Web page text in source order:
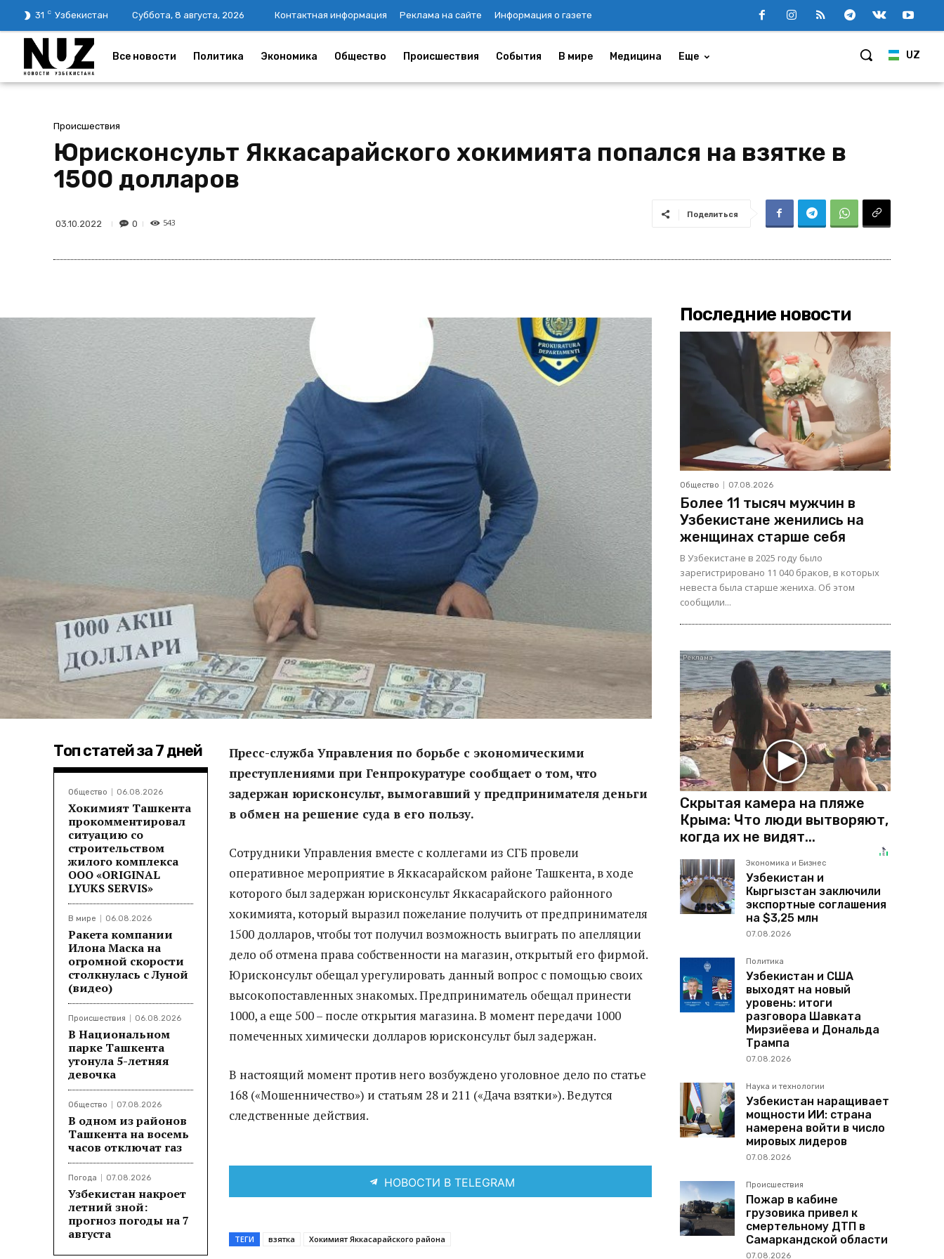
31 C Узбекистан Суббота, 8 августа, 2026 Контактная информация Реклама на сайте Информация о газете
UZ
Все новости Политика Экономика Общество Происшествия События В мире Медицина Еще
Происшествия
Юрисконсульт Яккасарайского хокимията попался на взятке в
1500 долларов
03.10.2022 0 543
Поделиться
Топ статей за 7 дней
Общество 06.08.2026
Хокимият Ташкента
прокомментировал
ситуацию со
строительством
жилого комплекса
ООО «ORIGINAL
LYUKS SERVIS»
В мире 06.08.2026
Ракета компании
Илона Маска на
огромной скорости
столкнулась с Луной
(видео)
Происшествия 06.08.2026
В Национальном
парке Ташкента
утонула 5-летняя
девочка
Общество 07.08.2026
В одном из районов
Ташкента на восемь
часов отключат газ
Погода 07.08.2026
Узбекистан накроет
летний зной:
прогноз погоды на 7
августа
Пресс-служба Управления по борьбе с экономическими
преступлениями при Генпрокуратуре сообщает о том, что
задержан юрисконсульт, вымогавший у предпринимателя деньги
в обмен на решение суда в его пользу.
Сотрудники Управления вместе с коллегами из СГБ провели
оперативное мероприятие в Яккасарайском районе Ташкента, в ходе
которого был задержан юрисконсульт Яккасарайского районного
хокимията, который выразил пожелание получить от предпринимателя
1500 долларов, чтобы тот получил возможность выиграть по апелляции
дело об отмена права собственности на магазин, открытый его фирмой.
Юрисконсульт обещал урегулировать данный вопрос с помощью своих
высокопоставленных знакомых. Предприниматель обещал принести
1000, а еще 500 – после открытия магазина. В момент передачи 1000
помеченных химически долларов юрисконсульт был задержан.
В настоящий момент против него возбуждено уголовное дело по статье
168 («Мошенничество») и статьям 28 и 211 («Дача взятки»). Ведутся
следственные действия.
НОВОСТИ В TELEGRAM
ТЕГИ взятка Хокимият Яккасарайского района
Последние новости
Общество 07.08.2026
Более 11 тысяч мужчин в
Узбекистане женились на
женщинах старше себя
В Узбекистане в 2025 году было
зарегистрировано 11 040 браков, в которых
невеста была старше жениха. Об этом
сообщили...
Скрытая камера на пляже
Крыма: Что люди вытворяют,
когда их не видят...
Экономика и Бизнес
Узбекистан и
Кыргызстан заключили
экспортные соглашения
на $3,25 млн
07.08.2026
Политика
Узбекистан и США
выходят на новый
уровень: итоги
разговора Шавката
Мирзиёева и Дональда
Трампа
07.08.2026
Наука и технологии
Узбекистан наращивает
мощности ИИ: страна
намерена войти в число
мировых лидеров
07.08.2026
Происшествия
Пожар в кабине
грузовика привел к
смертельному ДТП в
Самаркандской области
07.08.2026